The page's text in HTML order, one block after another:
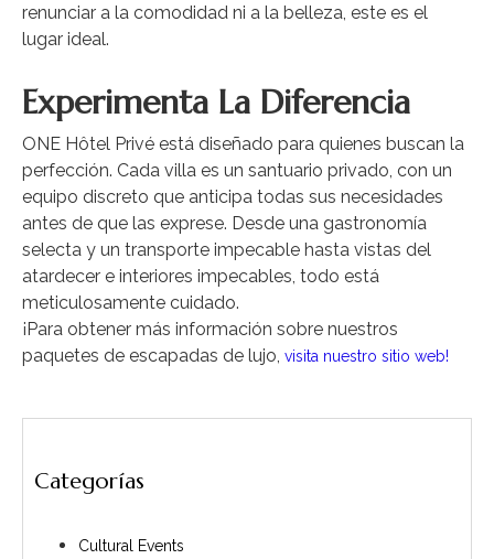
renunciar a la comodidad ni a la belleza, este es el
lugar ideal.
Experimenta La Diferencia
ONE Hôtel Privé está diseñado para quienes buscan la
perfección. Cada villa es un santuario privado, con un
equipo discreto que anticipa todas sus necesidades
antes de que las exprese. Desde una gastronomía
selecta y un transporte impecable hasta vistas del
atardecer e interiores impecables, todo está
meticulosamente cuidado.
¡Para obtener más información sobre nuestros
paquetes de escapadas de lujo, visita nuestro sitio web!
Categorías
Cultural Events